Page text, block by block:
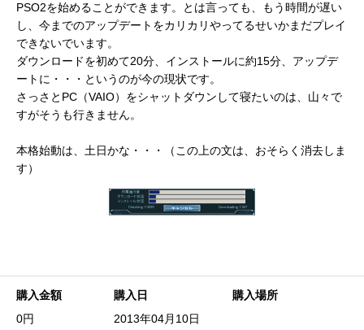
PSO2を始めることができます。とは言っても、もう時間が遅い
し、今までのアップデートをカリカリやってるせいかまだプレイ
できないでいます。
ダウンロードを初めて20分、インストールに約15分、アップデ
ートに・・・というのが今の現状です。
さっさとPC（VAIO）をシャットダウンして寝たいのは、山々で
すがそうも行きません。
本格始動は、土日かな・・・（この上の文は、おそらく消去しま
す）
購入金額
0円
購入日
2013年04月10日
購入場所